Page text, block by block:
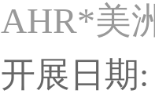
AHR*美
07至
开展日期